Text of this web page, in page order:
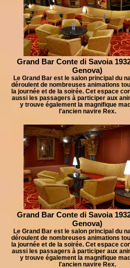
Grand Bar Conte di Savoia
Genova)
Le Grand Bar est le salon principal du
déroulent de nombreuses animations
la journée et de la soirée. Cet espace
aussi les passagers à participer aux
y trouve également la magnifique
l'ancien navire Rex.
Grand Bar Conte di Savoia
Genova)
Le Grand Bar est le salon principal du
déroulent de nombreuses animations
la journée et de la soirée. Cet espace
aussi les passagers à participer aux
y trouve également la magnifique
l'ancien navire Rex.